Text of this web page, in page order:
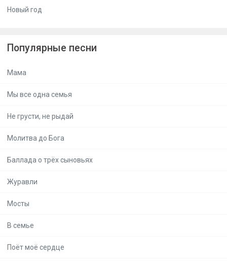
Новый год
Популярные песни
Мама
Мы все одна семья
Не грусти, не рыдай
Молитва до Бога
Баллада о трёх сыновьях
Журавли
Мосты
В семье
Поёт моё сердце